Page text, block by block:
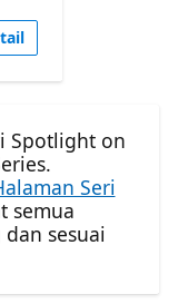
Spotlight on
Seri
semua
sesuai